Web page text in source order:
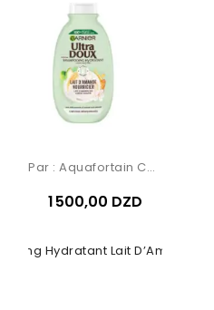
Hydratant Lait D’Amande –...
Par : Aquafortain Cosmetics
1 500,00 DZD